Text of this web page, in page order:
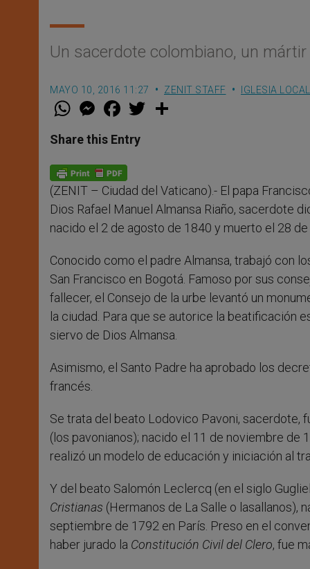
Un sacerdote colombiano, un
MAYO 10, 2016 11:27 ZENIT STAFF IGLESIA LOCAL
W
t
s
p
p
M
e
s
e
g
e
F
a
e
b
o
k
w
Share this Entry
(ZENIT – Ciudad del Vaticano).- El papa
Dios Rafael Manuel Almansa Riaño, sacerdote
nacido el 2 de agosto de 1840 y muerto el 28 de
Conocido como el padre Almansa, trabajó con
San Francisco en Bogotá. Famoso por sus
fallecer, el Consejo de la urbe levantó un
la ciudad. Para que se autorice la beatificación
siervo de Dios Almansa.
Asimismo, el Santo Padre ha aprobado los
francés.
Se trata del beato Lodovico Pavoni, sacerdote,
(los pavonianos); nacido el 11 de noviembre de
realizó un modelo de educación y iniciación al
Y del beato Salomón Leclercq (en el siglo
Cristianas (Hermanos de La Salle o lasallanos),
septiembre de 1792 en París. Preso en el
haber jurado la Constitución Civil del Clero, fue